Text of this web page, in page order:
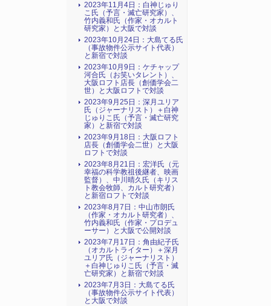
2023年11月4日：白神じゅり
こ氏（予言・滅亡研究家）、
竹内義和氏（作家・オカルト
研究家）と大阪で対談
2023年10月24日：大島てる氏
（事故物件公示サイト代表）
と新宿で対談
2023年10月9日：ケチャップ
河合氏（お笑いタレント）、
大阪ロフト店長（創価学会二
世）と大阪ロフトで対談
2023年9月25日：深月ユリア
氏（ジャーナリスト）＋白神
じゅりこ氏（予言・滅亡研究
家）と新宿で対談
2023年9月18日：大阪ロフト
店長（創価学会二世）と大阪
ロフトで対談
2023年8月21日：宏洋氏（元
幸福の科学教祖後継者、映画
監督）、中川晴久氏（キリス
ト教会牧師、カルト研究者）
と新宿ロフトで対談
2023年8月7日：中山市朗氏
（作家・オカルト研究者）、
竹内義和氏（作家・プロデュ
ーサー）と大阪で公開対談
2023年7月17日：角由紀子氏
（オカルトライター）＋深月
ユリア氏（ジャーナリスト）
＋白神じゅりこ氏（予言・滅
亡研究家）と新宿で対談
2023年7月3日：大島てる氏
（事故物件公示サイト代表）
と大阪で対談